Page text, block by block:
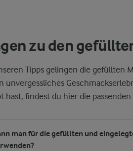
zu den
Tipps gelingen die gefüllten
unvergessliches
hast, findest du hier die
man für die gefüllten und